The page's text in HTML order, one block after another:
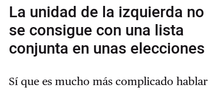
La unidad de la izquierda no
se consigue con una lista
conjunta en unas elecciones
Sí que es mucho más complicado hablar